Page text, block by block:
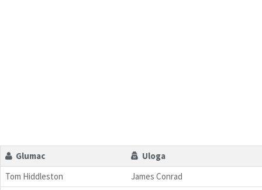
Glumac
Uloga
Tom Hiddleston
James Conrad